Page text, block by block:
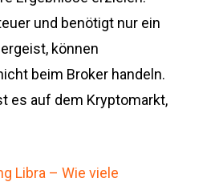
und benötigt nur ein
können
beim Broker handeln.
es auf dem Kryptomarkt,
Libra – Wie viele